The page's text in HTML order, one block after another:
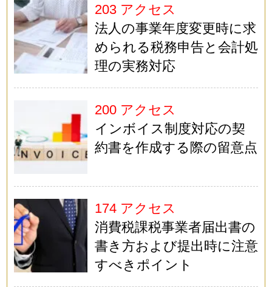
203 アクセス
法人の事業年度変更時に求
められる税務申告と会計処
理の実務対応
200 アクセス
インボイス制度対応の契
約書を作成する際の留意点
174 アクセス
消費税課税事業者届出書の
書き方および提出時に注意
すべきポイント